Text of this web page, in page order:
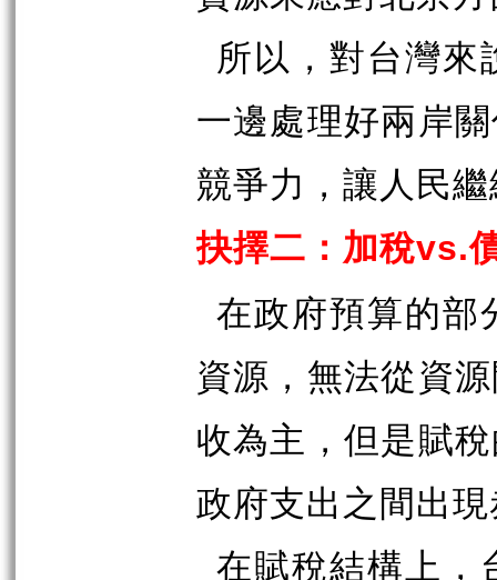
所以，對台灣
一邊處理好兩岸
競爭力，讓人民
抉擇二：加稅vs.
在政府預算的部
資源，無法從資
收為主，但是賦
政府支出之間出
在賦稅結構上，